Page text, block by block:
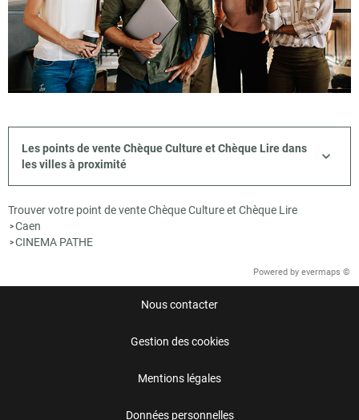
Les points de vente Chèque Culture et Chèque Lire dans
les villes à proximité
Trouver votre point de vente Chèque Culture et Chèque Lire
>Caen
>CINEMA PATHE
Powered by evermaps ©
Nous contacter
Gestion des cookies
Mentions légales
Données personnelles